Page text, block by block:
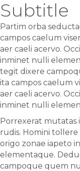
Subtitle
Partim orba
campos caelum
aer caeli acervo.
inminet nulli
tegit dixere
ita campos caelum
aer caeli acervo.
inminet nulli
Porrexerat mutatas
rudis. Homini
origo zonae iapeto
elementaque.
campoque quem